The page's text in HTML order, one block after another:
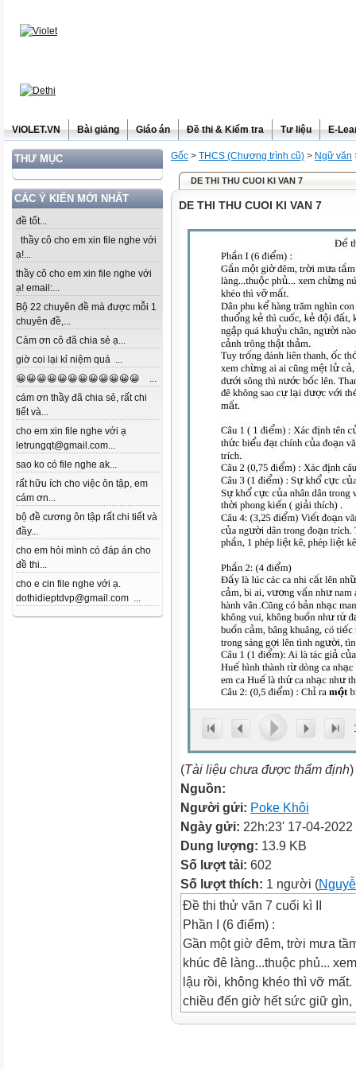
ViOLET.VN Bài giảng Giáo án Đề thi & Kiểm tra Tư liệu E-
THƯ MỤC
CÁC Ý KIẾN MỚI NHẤT
đề tốt...
thầy cô cho em xin file nghe với
ạ!...
thầy cô cho em xin file nghe với
ạ! email:...
Bộ 22 chuyên đề mà được mỗi 1
chuyên đề,...
Cảm ơn cô đã chia sẻ ạ...
giờ coi lại kỉ niệm quá ...
😀😀😀😀😀😀😀😀😀😀😀😀 ...
cám ơn thầy đã chia sẻ, rất chi
tiết và...
cho em xin file nghe với ạ
letrungqt@gmail.com...
sao ko có file nghe ak...
rất hữu ích cho việc ôn tập, em
cám ơn...
bộ đề cương ôn tập rất chi tiết và
đầy...
cho em hỏi mình có đáp án cho
đề thi...
cho e cin file nghe với ạ.
dothidieptdvp@gmail.com ...
Gốc > THCS (Chương trình cũ) > Ngữ văn
DE THI THU CUOI KI VAN 7
DE THI THU CUOI KI VAN 7
(Tài liệu chưa được thẩm định)
Nguồn:
Người gửi: Poke Khôi
Ngày gửi: 22h:23' 17-04-2022
Dung lượng: 13.9 KB
Số lượt tải: 602
Số lượt thích: 1 người (
Đề thi thử văn 7 cuối kì II
Phần I (6 điểm) :
Gần một giờ đêm, trời mưa
khúc đê làng...thuộc phủ...
lậu rồi, không khéo thì vỡ
chiều đến giờ hết sức giữ gìn,